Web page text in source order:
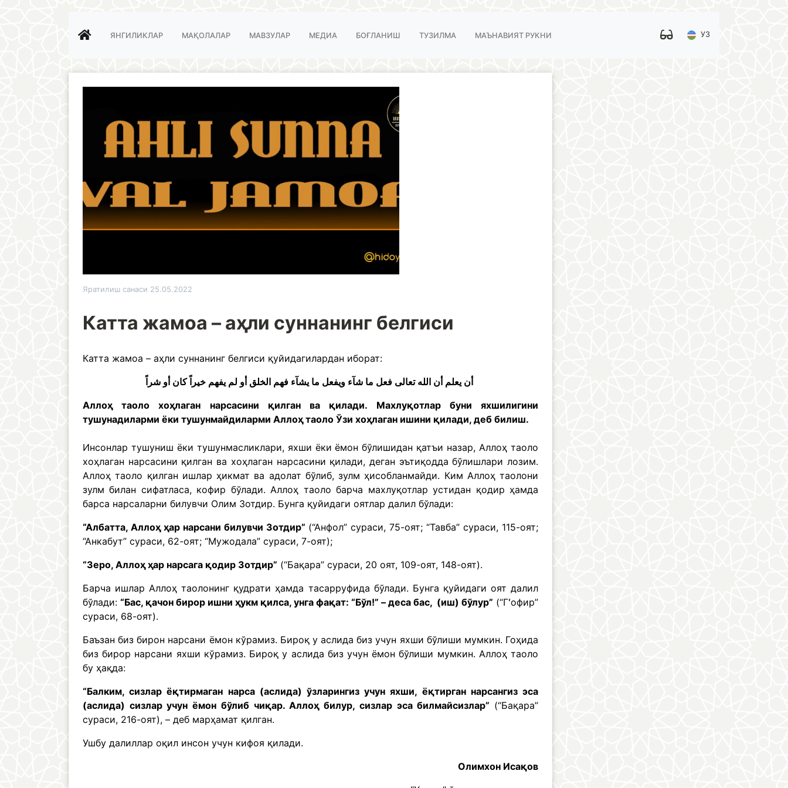
УЗ
ЯНГИЛИКЛАР МАҚОЛАЛАР МАВЗУЛАР МЕДИА БОҒЛАНИШ ТУЗИЛМА МАЪНАВИЯТ РУКНИ
Яратилиш санаси 25.05.2022
Катта жамоа – аҳли суннанинг белгиси
Катта жамоа – аҳли суннанинг белгиси қуйидагилардан иборат:
Аллоҳ таоло хоҳлаган нарсасини қилган ва қилади. Махлуқотлар буни яхшилигини
тушунадиларми ёки тушунмайдиларми Аллоҳ таоло Ўзи хоҳлаган ишини қилади, деб билиш.
Инсонлар тушуниш ёки тушунмасликлари, яхши ёки ёмон бўлишидан қатъи назар, Аллоҳ таоло
хоҳлаган нарсасини қилган ва хоҳлаган нарсасини қилади, деган эътиқодда бўлишлари лозим.
Аллоҳ таоло қилган ишлар ҳикмат ва адолат бўлиб, зулм ҳисобланмайди. Ким Аллоҳ таолони
зулм билан сифатласа, кофир бўлади. Аллоҳ таоло барча махлуқотлар устидан қодир ҳамда
барса нарсаларни билувчи Олим Зотдир. Бунга қуйидаги оятлар далил бўлади:
“Албатта, Аллоҳ ҳар нарсани билувчи Зотдир” (“Анфол” сураси, 75-оят; “Тавба” сураси, 115-оят;
“Анкабут” сураси, 62-оят; “Мужодала” сураси, 7-оят);
“Зеро, Аллоҳ ҳар нарсага қодир Зотдир” (“Бақара” сураси, 20 оят, 109-оят, 148-оят).
Барча ишлар Аллоҳ таолонинг қудрати ҳамда тасарруфида бўлади. Бунга қуйидаги оят далил
бўлади: “Бас, қачон бирор ишни ҳукм қилса, унга фақат: “Бўл!” – деса бас, (иш) бўлур” (“Гʻофир”
сураси, 68-оят).
Баъзан биз бирон нарсани ёмон кўрамиз. Бироқ у аслида биз учун яхши бўлиши мумкин. Гоҳида
биз бирор нарсани яхши кўрамиз. Бироқ у аслида биз учун ёмон бўлиши мумкин. Аллоҳ таоло
бу ҳақда:
“Балким, сизлар ёқтирмаган нарса (аслида) ўзларингиз учун яхши, ёқтирган нарсангиз эса
(аслида) сизлар учун ёмон бўлиб чиқар. Аллоҳ билур, сизлар эса билмайсизлар” (“Бақара”
сураси, 216-оят), – деб марҳамат қилган.
Ушбу далиллар оқил инсон учун кифоя қилади.
Олимхон Исақов